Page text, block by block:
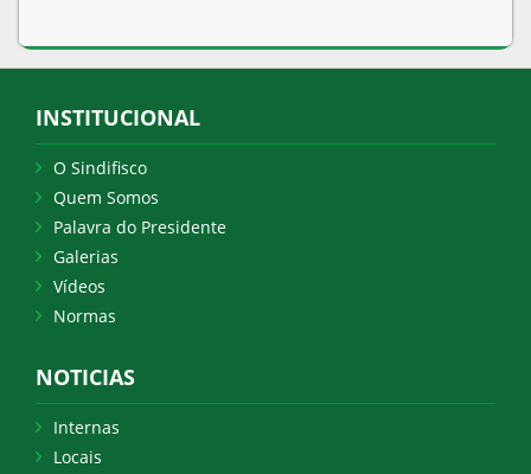
INSTITUCIONAL
O Sindifisco
Quem Somos
Palavra do Presidente
Galerias
Vídeos
Normas
NOTICIAS
Internas
Locais